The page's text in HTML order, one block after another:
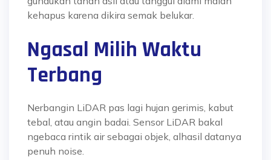
kehapus karena dikira semak belukar.
Ngasal Milih Waktu
Terbang
Nerbangin LiDAR pas lagi hujan gerimis, kabut
tebal, atau angin badai. Sensor LiDAR bakal
ngebaca rintik air sebagai objek, alhasil datanya
penuh noise.